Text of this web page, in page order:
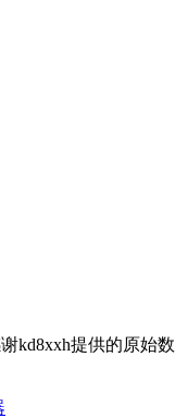
谢kd8xxh提供的原始数